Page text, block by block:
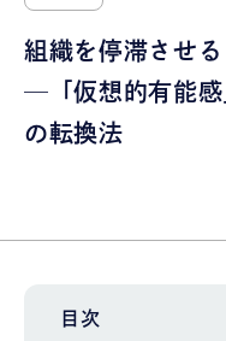
組織を停滞させ
─「仮想的有能感
の転換法
目次